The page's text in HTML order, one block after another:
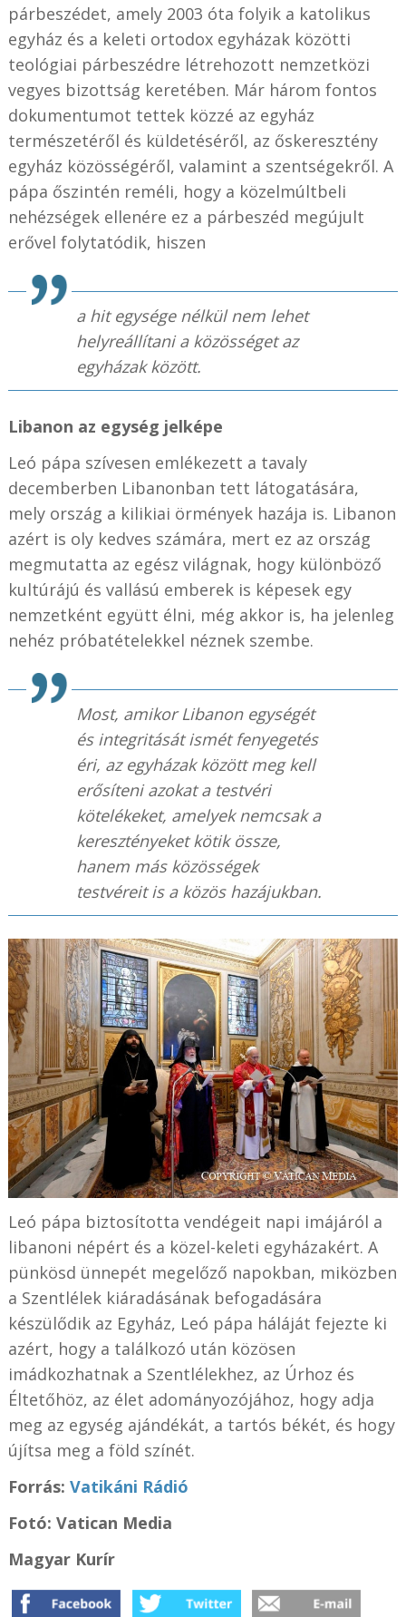
párbeszédet, amely 2003 óta folyik a katolikus
egyház és a keleti ortodox egyházak közötti
teológiai párbeszédre létrehozott nemzetközi
vegyes bizottság keretében. Már három fontos
dokumentumot tettek közzé az egyház
természetéről és küldetéséről, az őskeresztény
egyház közösségéről, valamint a szentségekről. A
pápa őszintén reméli, hogy a közelmúltbeli
nehézségek ellenére ez a párbeszéd megújult
erővel folytatódik, hiszen
a hit egysége nélkül nem lehet
helyreállítani a közösséget az
egyházak között.
Libanon az egység jelképe
Leó pápa szívesen emlékezett a tavaly
decemberben Libanonban tett látogatására,
mely ország a kilikiai örmények hazája is. Libanon
azért is oly kedves számára, mert ez az ország
megmutatta az egész világnak, hogy különböző
kultúrájú és vallású emberek is képesek egy
nemzetként együtt élni, még akkor is, ha jelenleg
nehéz próbatételekkel néznek szembe.
Most, amikor Libanon egységét
és integritását ismét fenyegetés
éri, az egyházak között meg kell
erősíteni azokat a testvéri
kötelékeket, amelyek nemcsak a
keresztényeket kötik össze,
hanem más közösségek
testvéreit is a közös hazájukban.
Leó pápa biztosította vendégeit napi imájáról a
libanoni népért és a közel-keleti egyházakért. A
pünkösd ünnepét megelőző napokban, miközben
a Szentlélek kiáradásának befogadására
készülődik az Egyház, Leó pápa háláját fejezte ki
azért, hogy a találkozó után közösen
imádkozhatnak a Szentlélekhez, az Úrhoz és
Éltetőhöz, az élet adományozójához, hogy adja
meg az egység ajándékát, a tartós békét, és hogy
újítsa meg a föld színét.
Forrás: Vatikáni Rádió
Fotó: Vatican Media
Magyar Kurír